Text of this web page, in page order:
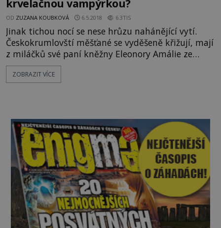
krvelačnou vampýrkou?
OD ZUZANA KOUBKOVÁ 6.5.2018 6.3TIS
Jinak tichou nocí se nese hrůzu nahánějící vytí.
Českokrumlovští měšťané se vyděšeně křižují, mají
z miláčků své paní kněžny Eleonory Amálie ze
Schwarzenbergu strach. Šlechtična je totiž nejen
vášnivou lovkyní, ale také milovnicí vlků. Oblíbila
chová
ZOBRAZIT VÍCE